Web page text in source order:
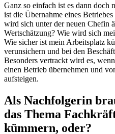
Ganz so einfach ist es dann doch
ist die Übernahme eines
wird sich unter der neuen Chefin
Wertschätzung? Wie wird sich
Wie sicher ist mein Arbeitsplatz
verunsichern und bei den
Besonders vertrackt wird es,
einen Betrieb übernehmen und
aufsteigen.
Als Nachfolgerin
das Thema
kümmern, oder?